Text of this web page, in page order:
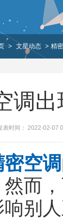
> 文星动态 > 精
调
表时间： 2022-02-07
空调
而
响别